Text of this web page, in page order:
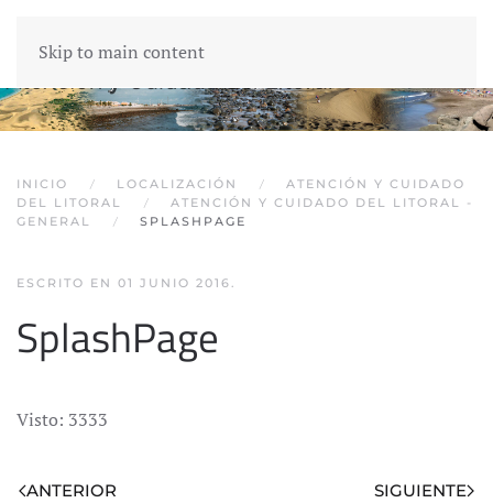
Skip to main content
INICIO LOCALIZACIÓN
ATENCIÓN Y CUIDADO
DEL LITORAL
ATENCIÓN Y CUIDADO DEL LITORAL -
GENERAL
SPLASHPAGE
ESCRITO EN 01 JUNIO 2016.
SplashPage
Visto: 3333
ANTERIOR SIGUIENTE